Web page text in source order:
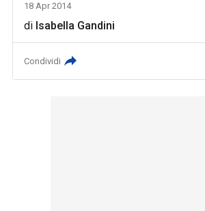
18 Apr 2014
di Isabella Gandini
Condividi